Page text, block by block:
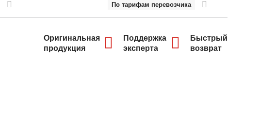
По тарифам перевозчика
Оригинальная
продукция
Поддержка
эксперта
Быстрый
возврат